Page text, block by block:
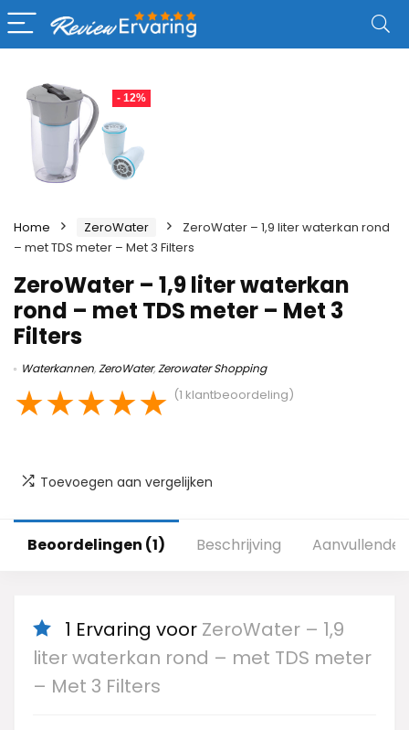
- 12%
Home ZeroWater
ZeroWater – 1,9 liter waterkan rond
– met TDS meter – Met 3 Filters
ZeroWater – 1,9 liter waterkan
rond – met TDS meter – Met 3
Filters
Waterkannen,ZeroWater,Zerowater Shopping
★★★★★ (1 klantbeoordeling)
Toevoegen aan vergelijken
Beoordelingen (1) Beschrijving Aanvullende
1 Ervaring voor ZeroWater – 1,9
liter waterkan rond – met TDS meter
– Met 3 Filters